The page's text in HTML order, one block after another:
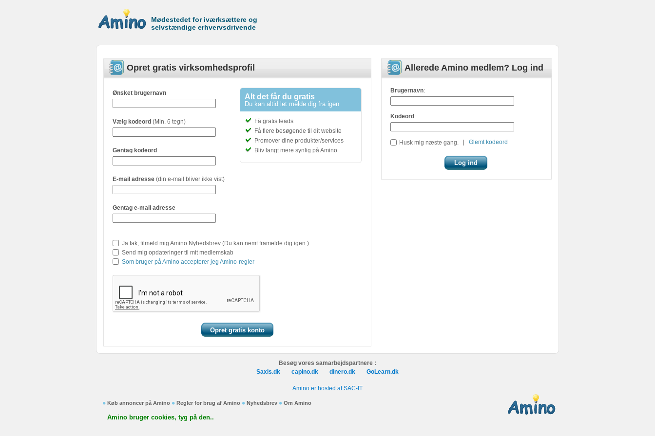
Mødestedet for iværksættere og
selvstændige erhvervsdrivende
Allerede Amino medlem? Log ind
Brugernavn:
Kodeord :
Husk mig næste gang. Glemt kodeord
Opret gratis virksomhedsprofil
Alt det får du gratis
Du kan altid let melde dig fra igen
Få gratis leads
Få flere besøgende til dit website
Promover dine produkter/services
Bliv langt mere synlig på Amino
Ønsket brugernavn
Vælg kodeord (Min. 6 tegn)
Gentag kodeord
E-mail adresse (din e-mail bliver ikke vist)
Gentag e-mail adresse
Ja tak, tilmeld mig Amino Nyhedsbrev (Du kan nemt framelde dig igen.)
Send mig opdateringer til mit medlemskab
Som bruger på Amino accepterer jeg Amino-regler
Besøg vores samarbejdspartnere :
Saxis.dk
capino.dk dinero.dk GoLearn.dk
Amino er hosted af SAC-IT
Køb annoncer på Amino Regler for brug af Amino Nyhedsbrev Om Amino
Amino bruger cookies, tyg på den..